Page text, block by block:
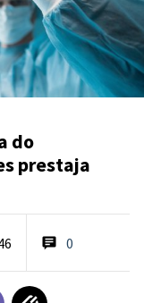
do
prestaja
0